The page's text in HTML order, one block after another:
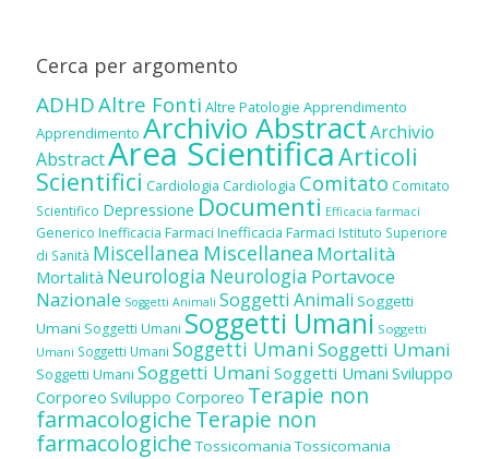
Cerca per argomento
ADHDAltre Fonti Altre Patologie Apprendimento
Apprendimento Archivio AbstractArchivio
AbstractArea ScientificaArticoli
Scientifici Cardiologia Cardiologia Comitato Comitato
Scientifico Depressione Documenti Efficacia farmaci
Generico Inefficacia Farmaci Inefficacia Farmaci Istituto Superiore
di Sanità Miscellanea Miscellanea Mortalità
Mortalità Neurologia Neurologia Portavoce
Nazionale Soggetti Animali Soggetti Animali Soggetti
Umani Soggetti Umani Soggetti Umani Soggetti
Umani Soggetti Umani Soggetti UmaniSoggetti Umani
Soggetti Umani Soggetti Umani Soggetti Umani Sviluppo
Corporeo Sviluppo Corporeo Terapie non
farmacologicheTerapie non
farmacologiche Tossicomania Tossicomania